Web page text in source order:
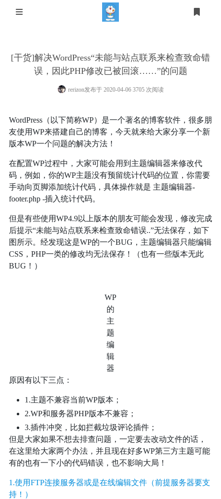
运维
音乐解锁
Mikutap小游戏
Rotopo小游戏
KTX进制转换
Cyberchef
时光轴
大佬聚集地
一些安利
免费API
IDC – 雨云
About
登录
[干货]解决WordPress“未能与站点联系来检查致命错
误，因此PHP修改已被回滚……”的问题
rerizon发布于 2020-04-06 3705 次阅读
WordPress（以下简称WP）是一个著名的博客软件，很多朋
友使用WP来搭建自己的博客，今天就来给大家分享一个新
版本WP一个问题的解决方法！
在配置WP过程中，大家可能会用到主题编辑器来修改代
码，例如，你的WP主题没有预留统计代码的位置，你需要
手动向页脚添加统计代码，具体操作就是 主题编辑器-
footer.php -插入统计代码。
但是有些使用WP4.9以上版本的朋友可能会发现，修改完成
后提示“未能与站点联系来检查致命错误..”无法保存，如下
图所示。经发现这是WP的一个BUG，主题编辑器只能编辑
CSS，PHP一类的修改均无法保存！（也有一些版本无此
BUG！）
WP
的
主
题
编
辑
器
原因有以下三点：
1.主题不兼容当前WP版本；
2.WP和服务器PHP版本不兼容；
3.插件冲突，比如拦截垃圾评论插件；
但是大家如果不想去排查问题，一定要去改动文件的话，
在这里给大家两个办法，并且现在好多WP第三方主题可能
有的也有一下小的代码错误，也不影响大局！
1.使用FTP连接服务器或是在线编辑文件（前提服务器要支
持！）